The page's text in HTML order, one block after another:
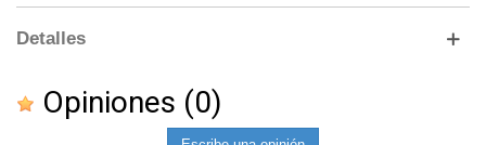
Detalles
Opiniones (0)